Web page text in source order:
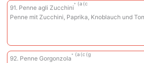
91. Penne agli Zucchini
a c
Penne mit Zucchini, Paprika, Knoblauch und
92. Penne Gorgonzola
a c g